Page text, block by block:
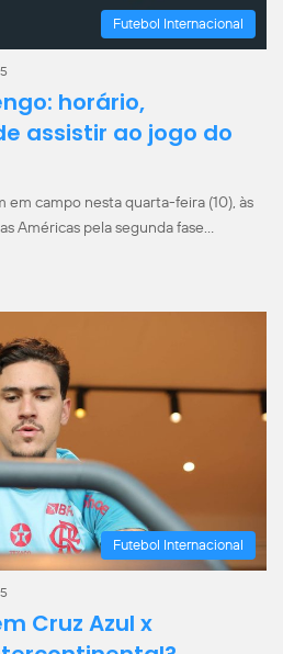
Futebol Internacional
horário,
assistir ao jogo do
em campo nesta quarta-feira (10), às
Américas pela segunda fase…
Futebol Internacional
Cruz Azul x